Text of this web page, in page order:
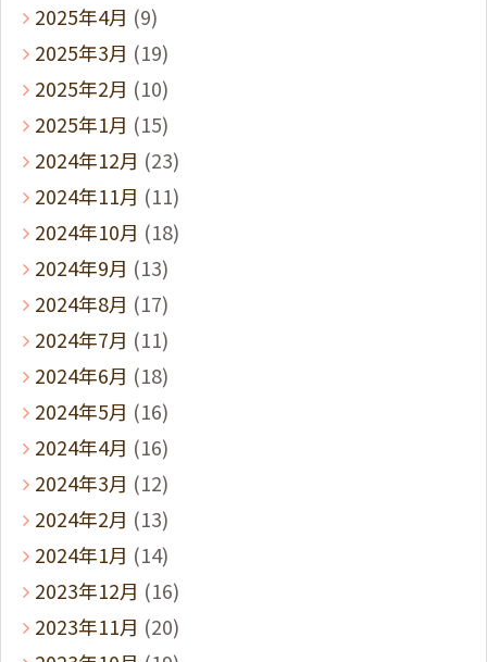
2025年4月 (9)
2025年3月 (19)
2025年2月 (10)
2025年1月 (15)
2024年12月 (23)
2024年11月 (11)
2024年10月 (18)
2024年9月 (13)
2024年8月 (17)
2024年7月 (11)
2024年6月 (18)
2024年5月 (16)
2024年4月 (16)
2024年3月 (12)
2024年2月 (13)
2024年1月 (14)
2023年12月 (16)
2023年11月 (20)